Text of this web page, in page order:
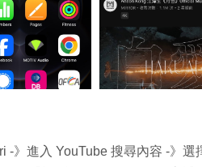
-》進入 YouTube 搜尋內容 -》選